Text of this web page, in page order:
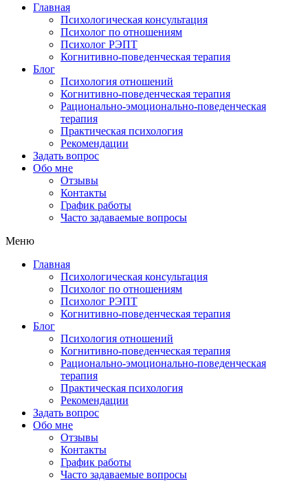
Главная
Психологическая консультация
Психолог по отношениям
Психолог РЭПТ
Когнитивно-поведенческая терапия
Блог
Психология отношений
Когнитивно-поведенческая терапия
Рационально-эмоционально-поведенческая
терапия
Практическая психология
Рекомендации
Задать вопрос
Обо мне
Отзывы
Контакты
График работы
Часто задаваемые вопросы
Меню
Главная
Психологическая консультация
Психолог по отношениям
Психолог РЭПТ
Когнитивно-поведенческая терапия
Блог
Психология отношений
Когнитивно-поведенческая терапия
Рационально-эмоционально-поведенческая
терапия
Практическая психология
Рекомендации
Задать вопрос
Обо мне
Отзывы
Контакты
График работы
Часто задаваемые вопросы